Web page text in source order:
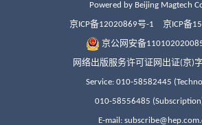
Powered by Beijing Magtech
京ICP备12020869号-1 京ICP备
京公网安备
网络出版服务许可证网出证(京)
Service: 010-58582445
010-58556485
E-mail: